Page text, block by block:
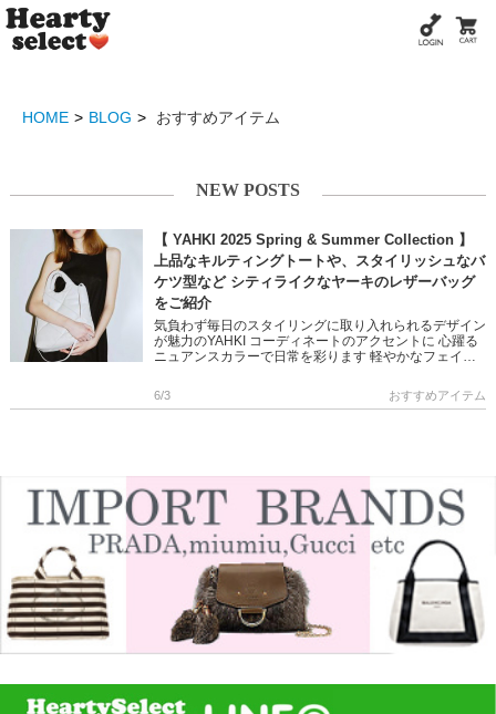
HOME BLOG おすすめアイテム
NEW POSTS
【 YAHKI 2025 Spring & Summer Collection 】
上品なキルティングトートや、スタイリッシュなバ
ケツ型など シティライクなヤーキのレザーバッグ
をご紹介
気負わず毎日のスタイリングに取り入れられるデザイン
が魅力のYAHKI コーディネートのアクセントに 心躍る
ニュアンスカラーで日常を彩ります 軽やかなフェイク
に入りがきっと […]
6/3 おすすめアイテム